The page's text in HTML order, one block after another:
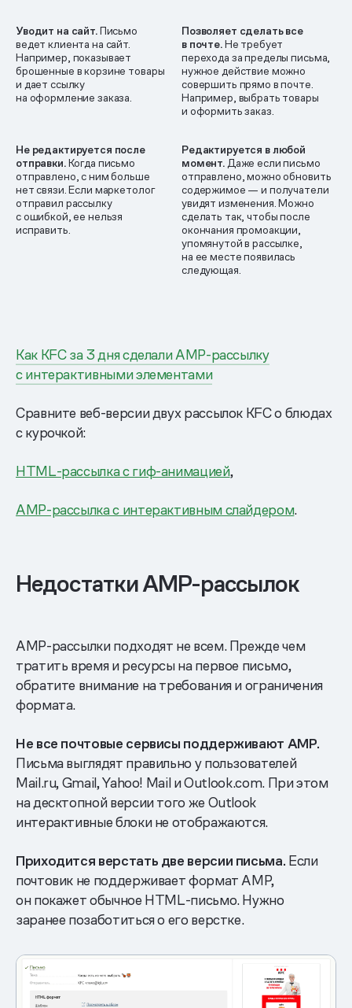
Уводит на сайт.Письмо
ведет клиента на сайт.
Например, показывает
брошенные в корзине товары
и дает ссылку
на оформление заказа.
Позволяет сделать все
в почте.Не требует
перехода за пределы письма,
нужное действие можно
совершить прямо в почте.
Например, выбрать товары
и оформить заказ.
Не редактируется после
отправки.Когда письмо
отправлено, с ним больше
нет связи. Если маркетолог
отправил рассылку
с ошибкой, ее нельзя
исправить.
Редактируется в любой
момент.Даже если письмо
отправлено, можно обновить
содержимое — и получатели
увидят изменения. Можно
сделать так, чтобы после
окончания промоакции,
упомянутой в рассылке,
на ее месте появилась
следующая.
Как KFC за 3 дня сделали AMP-рассылку
с интерактивными элементами
Сравните веб-версии двух рассылок KFC о блюдах
с курочкой:
HTМL-рассылка с гиф-анимацией,
AMP-рассылка с интерактивным слайдером.
Недостатки AMP-рассылок
AMP-рассылки подходят не всем. Прежде чем
тратить время и ресурсы на первое письмо,
обратите внимание на требования и ограничения
формата.
Не все почтовые сервисы поддерживают AMP.
Письма выглядят правильно у пользователей
Mail.ru, Gmail, Yahoo! Mail и Outlook.com. При этом
на десктопной версии того же Outlook
интерактивные блоки не отображаются.
Приходится верстать две версии письма. Если
почтовик не поддерживает формат AMP,
он покажет обычное HTML-письмо. Нужно
заранее позаботиться о его верстке.